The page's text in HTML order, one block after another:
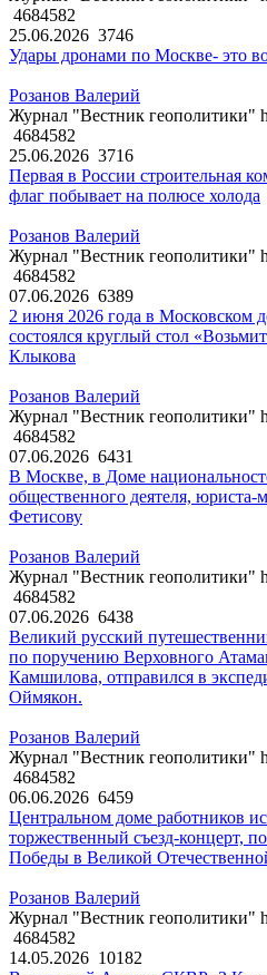
4684582
25.06.2026 3746
Удары дронами по Москве- это
Розанов Валерий
Журнал "Вестник геополитики"
4684582
25.06.2026 3716
Первая в России строительная
флаг побывает на полюсе холода
Розанов Валерий
Журнал "Вестник геополитики"
4684582
07.06.2026 6389
2 июня 2026 года в Московском
состоялся круглый стол
Клыкова
Розанов Валерий
Журнал "Вестник геополитики"
4684582
07.06.2026 6431
В Москве, в Доме
общественного деятеля,
Фетисову
Розанов Валерий
Журнал "Вестник геополитики"
4684582
07.06.2026 6438
Великий русский
по поручению Верховного
Камшилова, отправился в
Оймякон.
Розанов Валерий
Журнал "Вестник геополитики"
4684582
06.06.2026 6459
Центральном доме работников
торжественный съезд-концерт,
Победы в Великой
Розанов Валерий
Журнал "Вестник геополитики"
4684582
14.05.2026 10182